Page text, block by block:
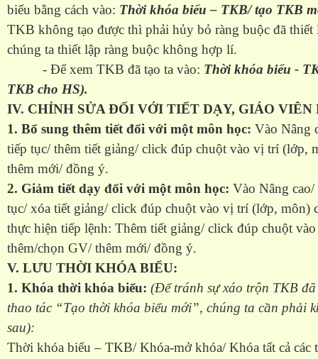
biểu bằng cách vào: Thời khóa biểu – TKB/ tạo TKB
TKB không tạo được thì phải hủy bỏ ràng buộc đã thiết
chúng ta thiết lập ràng buộc không hợp lí.
- Để xem TKB đã tạo ta vào: Thời khóa biểu -
TKB cho HS).
IV. CHỈNH SỬA ĐỐI VỚI TIẾT DẠY, GIÁO VIÊN
1. Bổ sung thêm tiết đối với một môn học: Vào Nâng
tiếp tục/ thêm tiết giảng/ click đúp chuột vào vị trí (lớp,
thêm mới/ đồng ý.
2. Giảm tiết dạy đối với một môn học: Vào Nâng
tục/ xóa tiết giảng/ click đúp chuột vào vị trí (lớp, môn)
thực hiện tiếp lệnh: Thêm tiết giảng/ click đúp chuột
thêm/chọn GV/ thêm mới/ đồng ý.
V. LƯU THỜI KHÓA BIỂU:
1. Khóa thời khóa biểu: (Để tránh sự xáo trộn TKB
thao tác “Tạo thời khóa biểu mới”, chúng ta cần phải
sau):
Thời khóa biểu – TKB/ Khóa-mở khóa/ Khóa tất cả các